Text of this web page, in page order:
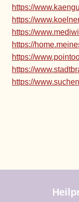
https://
https://
https://
https://
https://
https://
https://